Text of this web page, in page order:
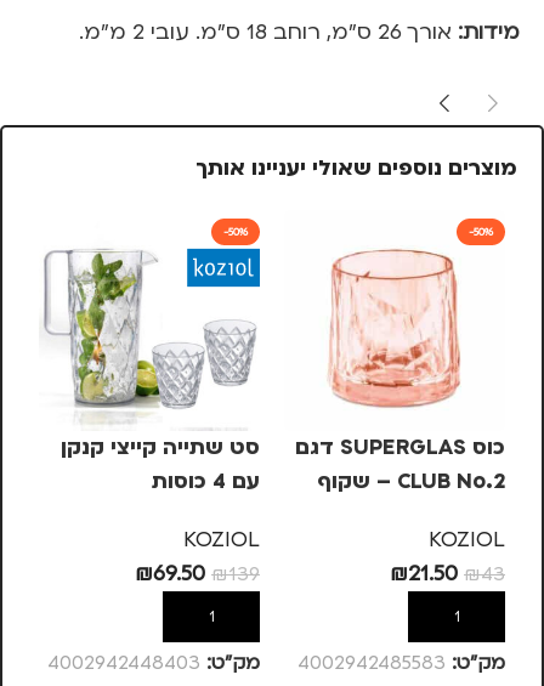
מידות: אורך 26 ס"מ, רוחב 18 ס"מ. עובי 2 מ"מ.
מוצרים נוספים שאולי יעניינו אותך
-50%
כוס SUPERGLAS דגם
CLUB No.2 – שקוף
KOZIOL
₪43
₪21.50
הוספה לסל
מק”ט: 4002942485583
-50%
סט שתייה קייצי קנקן
עם 4 כוסות
KOZIOL
₪139
₪69.50
הוספה לסל
מק”ט: 4002942448403